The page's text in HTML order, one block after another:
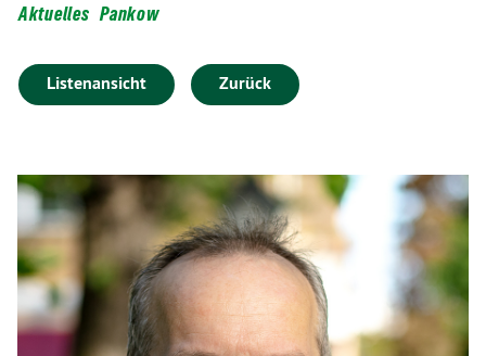
Aktuelles Pankow
Listenansicht Zurück